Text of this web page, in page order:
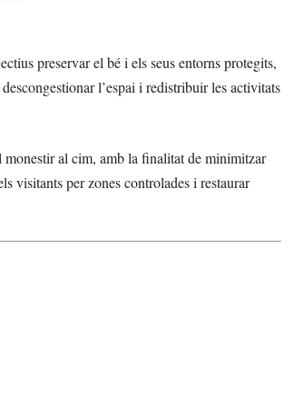
preservar el bé i els seus entorns protegits,
l’espai i redistribuir les activitats
al cim, amb la finalitat de minimitzar
visitants per zones controlades i restaurar